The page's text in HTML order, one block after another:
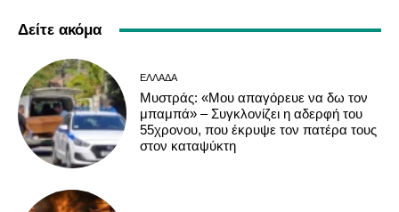
Δείτε ακόμα
ΕΛΛΆΔΑ
Μυστράς: «Μου απαγόρευε να δω τον
μπαμπά» – Συγκλονίζει η αδερφή του
55χρονου, που έκρυψε τον πατέρα τους
στον καταψύκτη